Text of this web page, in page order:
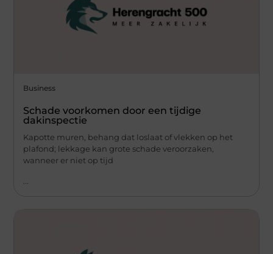
Business
Schade voorkomen door een tijdige
dakinspectie
Kapotte muren, behang dat loslaat of vlekken op het
plafond; lekkage kan grote schade veroorzaken,
wanneer er niet op tijd